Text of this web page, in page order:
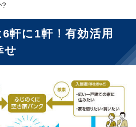
?
軒に1軒！有効活用
せ